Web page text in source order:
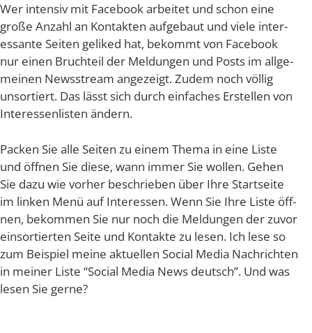
Wer inten­siv mit Face­book arbei­tet und schon eine
gro­ße Anzahl an Kon­tak­ten auf­ge­baut und vie­le inter­
es­san­te Sei­ten gelik­ed hat, bekommt von Face­book
nur einen Bruch­teil der Mel­dun­gen und Posts im all­ge­
mei­nen News­stream ange­zeigt. Zudem noch völ­lig
unsor­tiert. Das lässt sich durch ein­fa­ches Erstel­len von
Inter­es­sen­lis­ten ändern.
Packen Sie alle Sei­ten zu einem The­ma in eine Lis­te
und öff­nen Sie die­se, wann immer Sie wol­len. Gehen
Sie dazu wie vor­her beschrie­ben über Ihre Start­sei­te
im lin­ken Menü auf Inter­es­sen. Wenn Sie Ihre Lis­te öff­
nen, bekom­men Sie nur noch die Mel­dun­gen der zuvor
ein­sor­tier­ten Sei­te und Kon­tak­te zu lesen. Ich lese so
zum Bei­spiel mei­ne aktu­el­len Social Media Nach­rich­ten
in mei­ner Lis­te “Social Media News deutsch”. Und was
lesen Sie gerne?